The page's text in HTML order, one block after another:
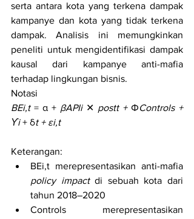
serta antara kota yang terkena dampak
kampanye dan kota yang tidak terkena
dampak. Analisis ini memungkinkan
peneliti untuk mengidentifikasi dampak
kausal dari kampanye anti-mafia
terhadap lingkungan bisnis.
Notasi
BEi,t = α + βAPIi ✕ postt + ΦControls +
ϒi + δt + εi,t
Keterangan:
policy impact di sebuah kota dari
tahun 2018–2020
Controls merepresentasikan